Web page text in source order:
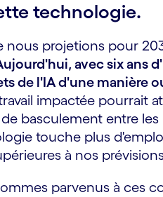
technologie.
nous projetions pour
avec six ans
de l'IA d'une manière
impactée pourrait
basculement entre
touche plus
à nos
parvenus à ces